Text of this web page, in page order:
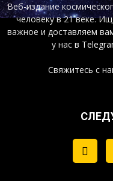
Веб-издание
человеку в 21 веке.
важное и доставляем
у нас в
Свяжитесь с